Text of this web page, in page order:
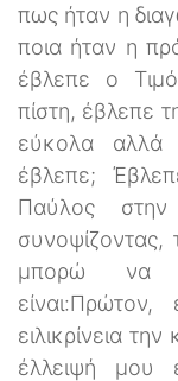
πως ήταν η
ποια ήταν η
έβλεπε ο
πίστη, έβλεπε
εύκολα αλλά
έβλεπε;
Παύλος
συνοψίζοντας,
μπορώ να
ειλικρίνεια
έλλειψή μου